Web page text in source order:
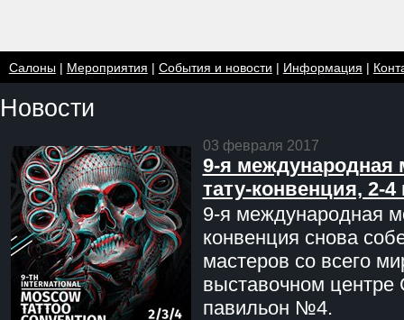
Салоны| Мероприятия | События и новости | Информация |
Новости
03 февраля 2017
9-я международная
тату-конвенция, 2-
9-я международная
конвенция снова
мастеров со всего
выставочном центре
павильон №4.